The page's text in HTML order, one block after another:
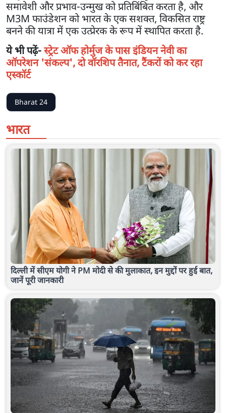
समावेशी और प्रभाव-उन्मुख को प्रतिबिंबित करता है, और
M3M फाउंडेशन को भारत के एक सशक्त, विकसित राष्ट्र
बनने की यात्रा में एक उत्प्रेरक के रूप में स्थापित करता है.
ये भी पढ़ें-स्ट्रेट ऑफ होर्मुज के पास इंडियन नेवी का
ऑपरेशन 'संकल्प', दो वॉरशिप तैनात, टैंकरों को कर रहा
एस्कॉर्ट
Bharat 24
भारत
दिल्ली में सीएम योगी ने PM मोदी से की मुलाकात, इन मुद्दों पर हुई बात,
जानें पूरी जानकारी